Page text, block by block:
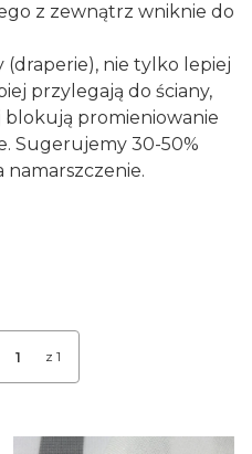
z zewnątrz wniknie do
(draperie), nie tylko lepiej
przylegają do ściany,
promieniowanie
Sugerujemy 30-50%
z 1